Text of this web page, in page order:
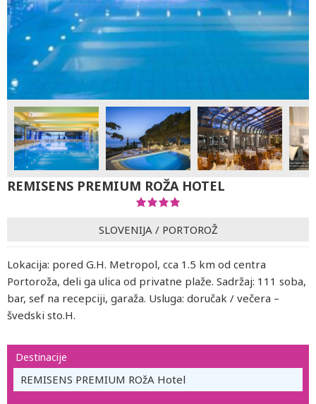
REMISENS PREMIUM ROŽA HOTEL
SLOVENIJA / PORTOROŽ
Lokacija: pored G.H. Metropol, cca 1.5 km od centra
Portoroža, deli ga ulica od privatne plaže. Sadržaj: 111 soba,
bar, sef na recepciji, garaža. Usluga: doručak / večera –
švedski sto.H.
Destinacije
REMISENS PREMIUM ROžA Hotel